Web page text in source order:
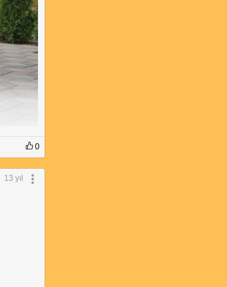
0
13 yıl